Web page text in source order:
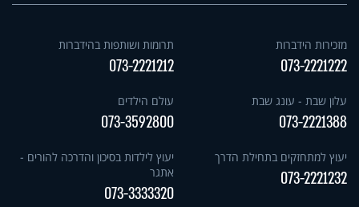
מזכירות הידברות
073-2221222
תרומות ושותפות בהידברות
073-2221212
עלון שבת - עונג שבת
073-2221388
עולם הילדים
073-3592800
יעוץ למתחזקים בתחילת הדרך
073-2221232
יעוץ לילדות בסיכון והדרכה להורים -
אתגר
073-3333320